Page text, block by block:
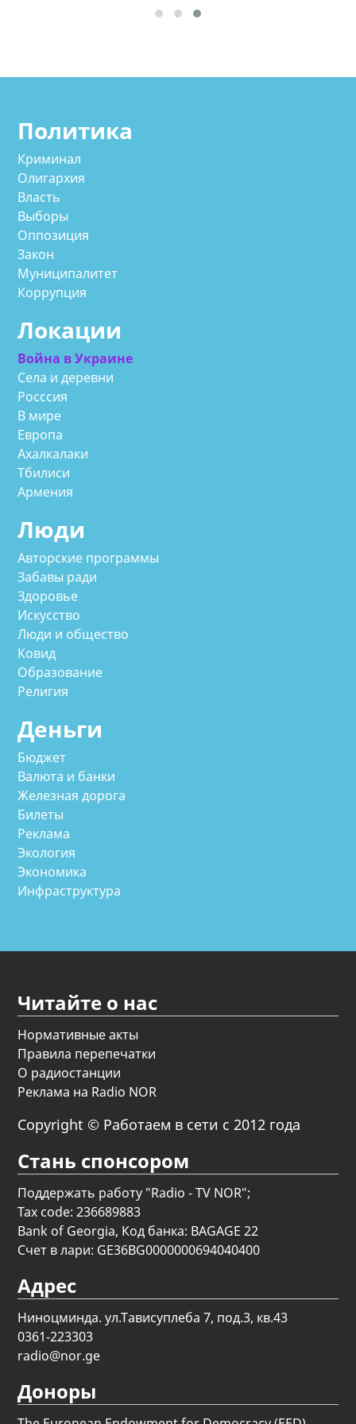
Политика
Криминал
Олигархия
Власть
Выборы
Оппозиция
Закон
Муниципалитет
Коррупция
Локации
Война в Украине
Села и деревни
Росссия
В мире
Европа
Ахалкалаки
Тбилиси
Армения
Люди
Авторские программы
Забавы ради
Здоровье
Искусство
Люди и общество
Ковид
Образование
Религия
Деньги
Бюджет
Валюта и банки
Железная дорога
Билеты
Реклама
Экология
Экономика
Инфраструктура
Читайте о нас
Нормативные акты
Правила перепечатки
О радиостанции
Реклама на Radio NOR
Copyright © Работаем в сети с 2012 года
Стань спонсором
Поддержать работу "Radio - TV NOR";
Tax code: 236689883
Bank of Georgia, Код банка: BAGAGE 22
Счет в лари: GE36BG0000000694040400
Адрес
Ниноцминда. ул.Тависуплеба 7, под.3, кв.43
0361-223303
radio@nor.ge
Доноры